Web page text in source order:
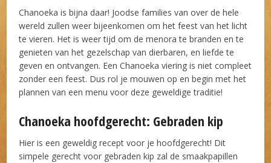
Chanoeka is bijna daar! Joodse families van over de hele
wereld zullen weer bijeenkomen om het feest van het licht
te vieren. Het is weer tijd om de menora te branden en te
genieten van het gezelschap van dierbaren, en liefde te
geven en ontvangen. Een Chanoeka viering is niet compleet
zonder een feest. Dus rol je mouwen op en begin met het
plannen van een menu voor deze geweldige traditie!
Chanoeka hoofdgerecht: Gebraden kip
Hier is een geweldig recept voor je hoofdgerecht! Dit
simpele gerecht voor gebraden kip zal de smaakpapillen